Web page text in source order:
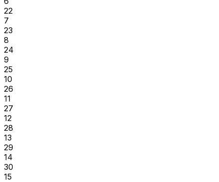
22
7
23
8
24
9
25
10
26
11
27
12
28
13
29
14
30
15